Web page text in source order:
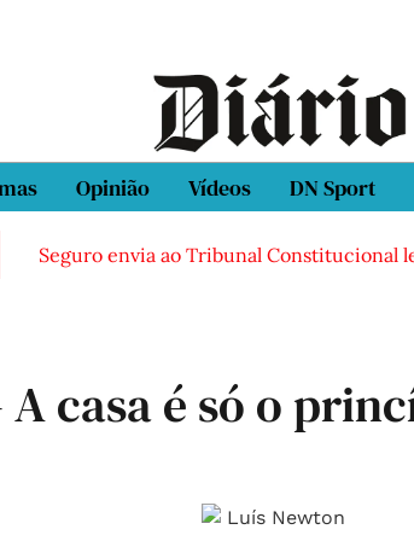
Opinião Vídeos DN Sport
Seguro envia ao Tribunal Constitucional
A casa é só o